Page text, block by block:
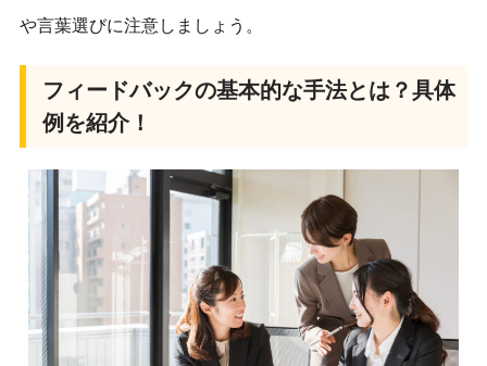
や言葉選びに注意しましょう。
フィードバックの基本的な手法とは？具体
例を紹介！